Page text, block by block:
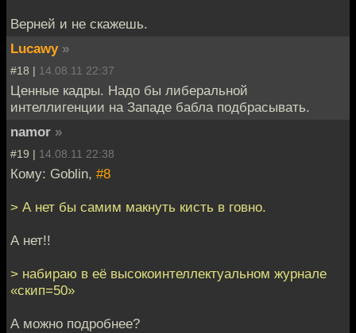
Верней и не скажешь.
Lucawy »
#18 | 14.08.11 22:37
Ценные кадры. Надо бы либеральной
интеллигенции на Западе бабла подбрасывать.
namor »
#19 | 14.08.11 22:38
Кому: Goblin, #8
> А нет бы самим макнуть кисть в говно.
А нет!!
> набираю в её высокоинтеллектуальном журнале
«скип=50»
А можно подробнее?